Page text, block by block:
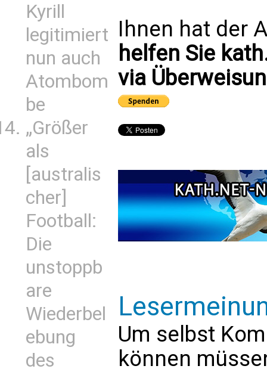
Kyrill
legitimiert
nun auch
Atombom
be
„Größer
als
[australis
cher]
Football:
Die
unstoppb
are
Wiederbel
ebung
des
Ihnen hat der
helfen Sie
via
Um selbst
können